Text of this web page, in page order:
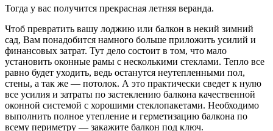
Тогда у вас получится прекрасная летняя веранда.
Чтоб превратить вашу лоджию или балкон в некий зимний
сад, Вам понадобится намного больше приложить усилий и
финансовых затрат. Тут дело состоит в том, что мало
установить оконные рамы с несколькими стеклами. Тепло все
равно будет уходить, ведь останутся неутепленными пол,
стены, а так же — потолок. А это практически сведет к нулю
все усилия и затраты по застеклению балкона качественной
оконной системой с хорошими стеклопакетами. Необходимо
выполнить полное утепление и герметизацию балкона по
всему периметру — закажите балкон под ключ.